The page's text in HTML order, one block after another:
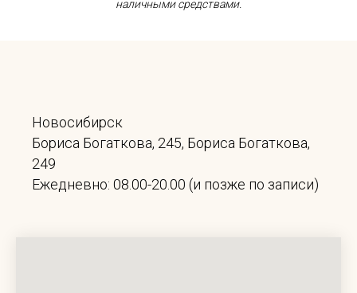
наличными средствами.
Новосибирск
Бориса Богаткова, 245, Бориса Богаткова,
249
Ежедневно: 08.00-20.00 (и позже по записи)